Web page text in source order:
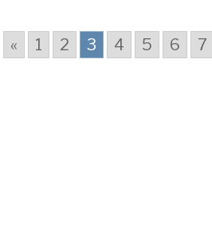
« 1 2 3 4 5 6 7